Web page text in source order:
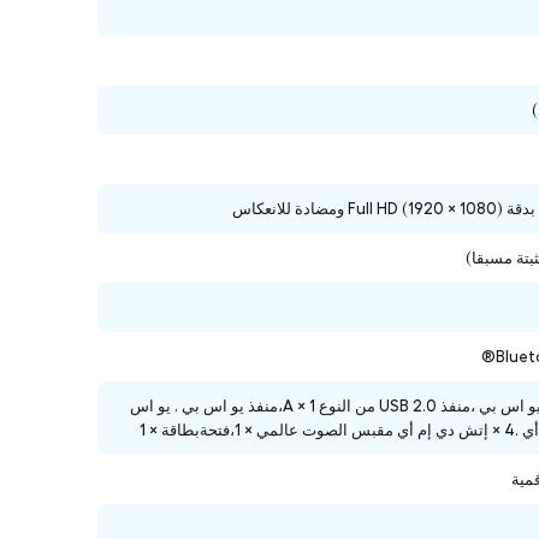
منفذ يو اس بي .2 الجيل من النوع A × يو اس بي ،منفذ USB 2.0 من النوع A × 1،منفذ يو اس بي . يو اس
× 1